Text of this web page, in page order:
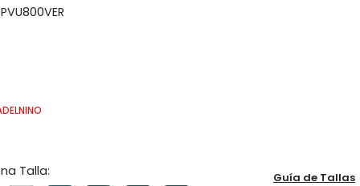
PVU800VER
Guía de Tallas